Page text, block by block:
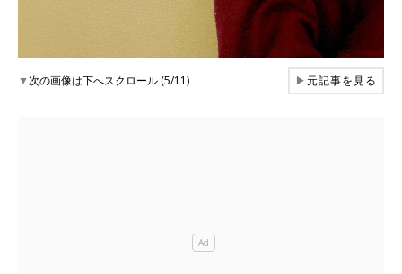
▼次の画像は下へスクロール (5/11) ▶元記事を見る